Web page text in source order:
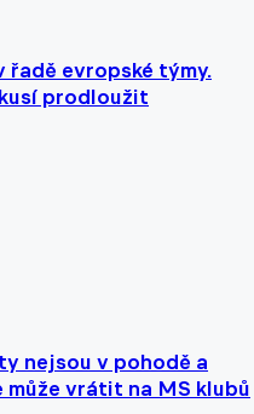
evropské týmy.
prodloužit
nejsou v pohodě a
vrátit na MS klubů